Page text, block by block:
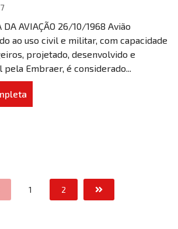
DA AVIAÇÃO 26/10/1968 Avião
ao uso civil e militar, com capacidade
projetado, desenvolvido e
Embraer, é considerado...
1 2